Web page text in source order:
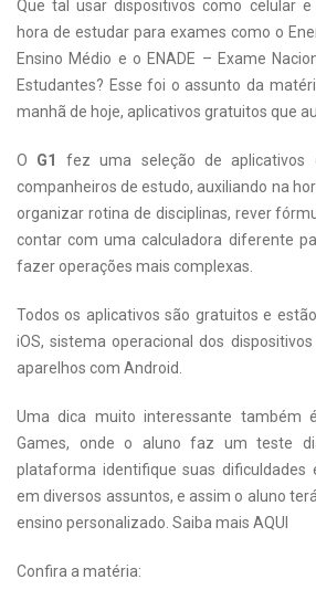
Que tal usar dispositivos como celular
hora de estudar para exames como o
Ensino Médio e o ENADE – Exame
Estudantes? Esse foi o assunto da
manhã de hoje, aplicativos gratuitos que
O G1
fez uma seleção de aplicativos
companheiros de estudo, auxiliando na
organizar rotina de disciplinas, rever
contar com uma calculadora diferente
fazer operações mais complexas.
Todos os aplicativos são gratuitos e
iOS, sistema operacional dos
aparelhos com Android.
Uma dica muito interessante também
Games, onde o aluno faz um teste
plataforma identifique suas dificuldades
em diversos assuntos, e assim o aluno
ensino personalizado. Saiba mais AQUI
Confira a matéria: